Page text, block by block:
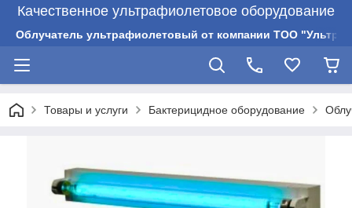
Качественное ультрафиолетовое оборудование
Облучатель ультрафиолетовый от компании ТОО
Товары и услуги Бактерицидное оборудование